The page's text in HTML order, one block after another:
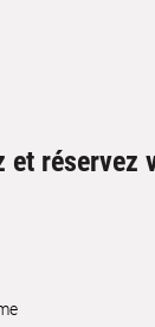
et réservez